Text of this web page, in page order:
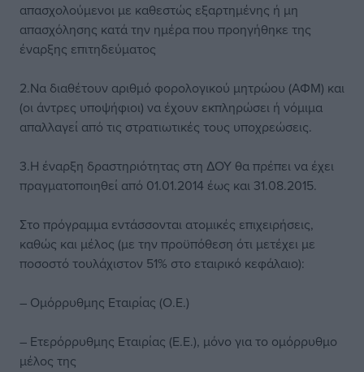
απασχολούμενοι με καθεστώς εξαρτημένης ή μη
απασχόλησης κατά την ημέρα που προηγήθηκε της
έναρξης επιτηδεύματος
2.Να διαθέτουν αριθμό φορολογικού μητρώου (ΑΦΜ) και
(οι άντρες υποψήφιοι) να έχουν εκπληρώσει ή νόμιμα
απαλλαγεί από τις στρατιωτικές τους υποχρεώσεις.
3.Η έναρξη δραστηριότητας στη ΔΟΥ θα πρέπει να έχει
πραγματοποιηθεί από 01.01.2014 έως και 31.08.2015.
Στο πρόγραμμα εντάσσονται ατομικές επιχειρήσεις,
καθώς και μέλος (με την προϋπόθεση ότι μετέχει με
ποσοστό τουλάχιστον 51% στο εταιρικό κεφάλαιο):
– Ομόρρυθμης Εταιρίας (Ο.Ε.)
– Ετερόρρυθμης Εταιρίας (Ε.Ε.), μόνο για το ομόρρυθμο
μέλος της